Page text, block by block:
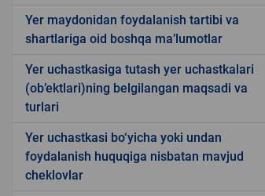
Yer maydonidan foydalanish tartibi va
shartlariga oid boshqa ma’lumotlar
Yer uchastkasiga tutash yer uchastkalari
(ob’ektlari)ning belgilangan maqsadi va
turlari
Yer uchastkasi bo‘yicha yoki undan
foydalanish huquqiga nisbatan mavjud
cheklovlar